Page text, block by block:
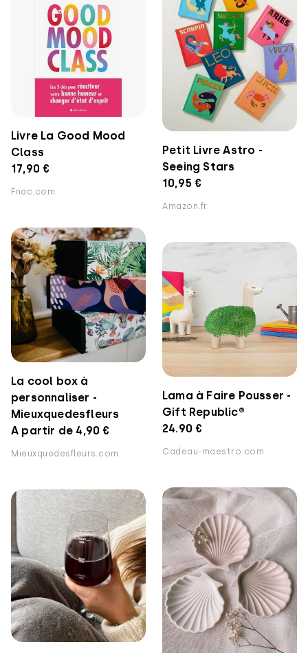
Petit Livre Astro -
Seeing Stars
10,95 €
Amazon.fr
Livre La Good Mood
Class
17,90 €
Fnac.com
La cool box à
personnaliser -
Mieuxquedesfleurs
A partir de 4,90 €
Mieuxquedesfleurs.com
Lama à Faire Pousser -
Gift Republic®️
24.90 €
Cadeau-maestro.com